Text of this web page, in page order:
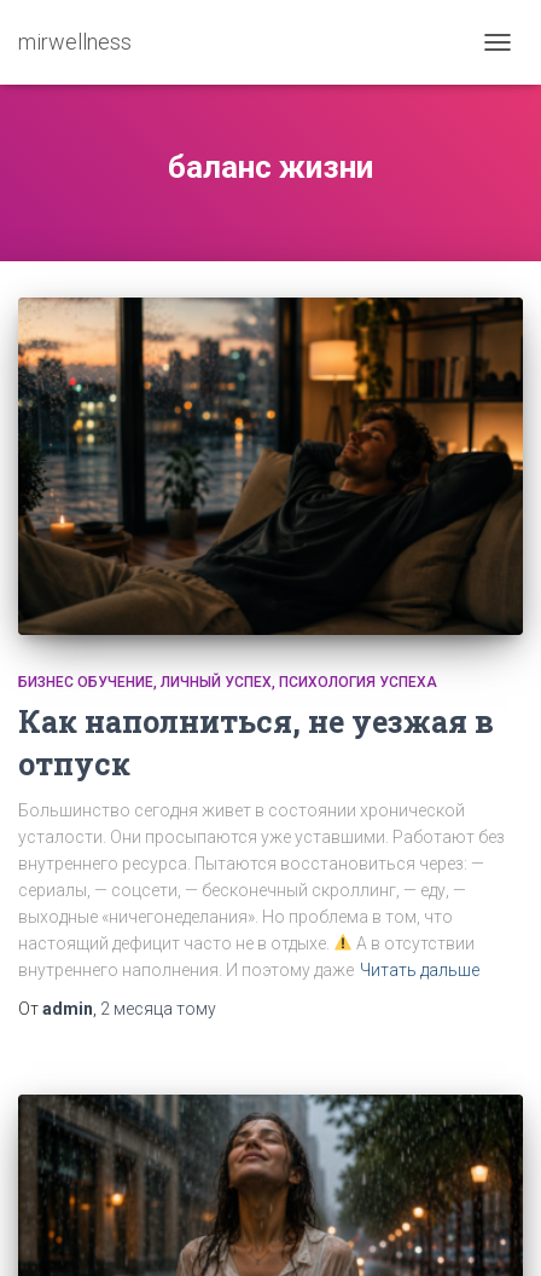
mirwellness
баланс жизни
БИЗНЕС ОБУЧЕНИЕ ЛИЧНЫЙ УСПЕХ ПСИХОЛОГИЯ УСПЕХА
Как наполниться, не уезжая в
отпуск
Большинство сегодня живет в состоянии хронической
усталости. Они просыпаются уже уставшими. Работают без
внутреннего ресурса. Пытаются восстановиться через: —
сериалы, — соцсети, — бесконечный скроллинг, — еду, —
выходные «ничегонеделания». Но проблема в том, что
настоящий дефицит часто не в отдыхе.
А в отсутствии
внутреннего наполнения. И поэтому даже Читать дальше
Отadmin 2 месяца тому